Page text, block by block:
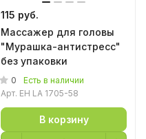
115 руб.
Массажер для головы
"Мурашка-антистресс"
без упаковки
0
Есть в наличии
Арт. EH LA 1705-58
В корзину